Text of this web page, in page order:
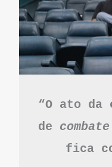
“O ato da
de combate
fica